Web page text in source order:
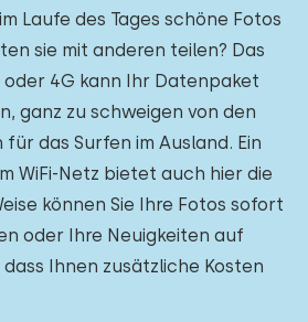
Laufe des Tages schöne Fotos
sie mit anderen teilen? Das
4G kann Ihr Datenpaket
ganz zu schweigen von den
das Surfen im Ausland. Ein
WiFi-Netz bietet auch hier die
können Sie Ihre Fotos sofort
oder Ihre Neuigkeiten auf
Ihnen zusätzliche Kosten